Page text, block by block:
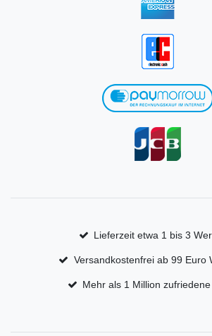
Lieferzeit etwa 1 bis 3
Versandkostenfrei ab 99 Euro
Mehr als 1 Million